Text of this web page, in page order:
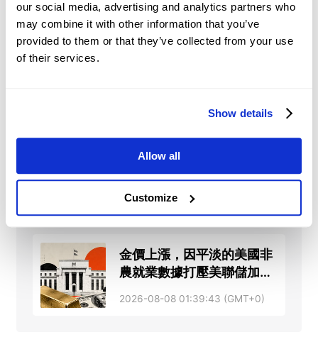
our social media, advertising and analytics partners who
may combine it with other information that you’ve
provided to them or that they’ve collected from your use
of their services.
Show details
Allow all
Customize
2026-08-08 02:10:03 (GMT+0)
歐元/美元價格預測：買家
關注突破100日SMA
2026-08-08 01:40:23 (GMT+0)
金價上漲，因平淡的美國非
農就業數據打壓美聯儲加息
2026-08-08 01:39:43 (GMT+0)